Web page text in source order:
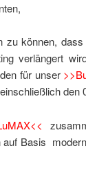
können,
verlängert
für unser
den
auf Basis